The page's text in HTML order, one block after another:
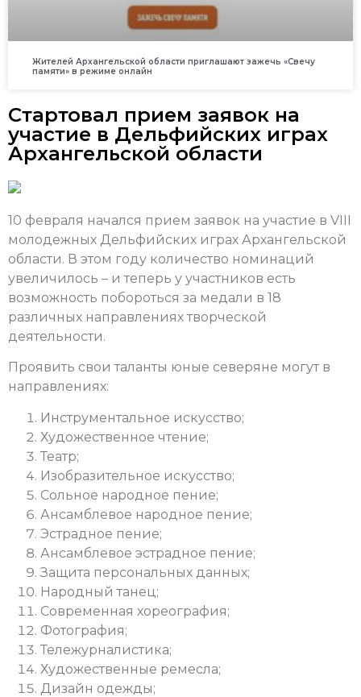
Жителей Архангельской области приглашают зажечь «Свечу
памяти» в режиме онлайн
Стартовал прием заявок на
участие в Дельфийских играх
Архангельской области
10 февраля начался прием заявок на участие в VIII
молодежных Дельфийских играх Архангельской
области. В этом году количество номинаций
увеличилось – и теперь у участников есть
возможность побороться за медали в 18
различных направлениях творческой
деятельности.
Проявить свои таланты юные северяне могут в
направлениях:
Инструментальное искусство;
Художественное чтение;
Театр;
Изобразительное искусство;
Сольное народное пение;
Ансамблевое народное пение;
Эстрадное пение;
Ансамблевое эстрадное пение;
Защита персональных данных;
Народный танец;
Современная хореография;
Фотография;
Тележурналистика;
Художественные ремесла;
Дизайн одежды;